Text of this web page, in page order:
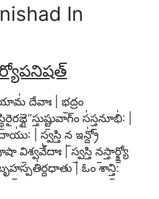
In
దేవాః | భ॒ద్రం
స॑స్త॒నూభి॑: |
| స్వ॒స్తి న॒ ఇన్ద్రో॑
వి॒శ్వవే॑దాః | స్వ॒స్తి న॒స్తార్క్ష్యో॒
| ఓం శాన్తి॒: